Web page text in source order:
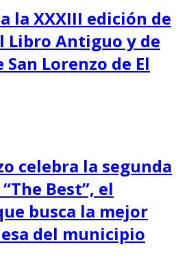
la XXXIII edición de
Libro Antiguo y de
San Lorenzo de El
celebra la segunda
Best”, el
busca la mejor
del municipio